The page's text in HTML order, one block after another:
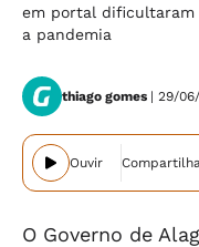
em portal dificultaram
a pandemia
thiago gomes | 29/
Ouvir
O Governo de